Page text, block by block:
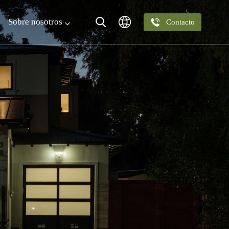
Sobre nosotros
Únete a nosotros
Carrera
Contacto